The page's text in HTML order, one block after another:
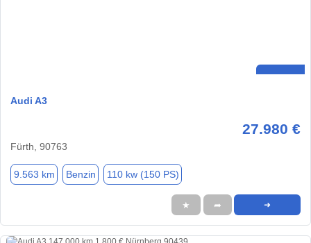
Audi A3
27.980 €
Fürth, 90763
9.563 km Benzin 110 kw (150 PS)
★ ➦ ➜